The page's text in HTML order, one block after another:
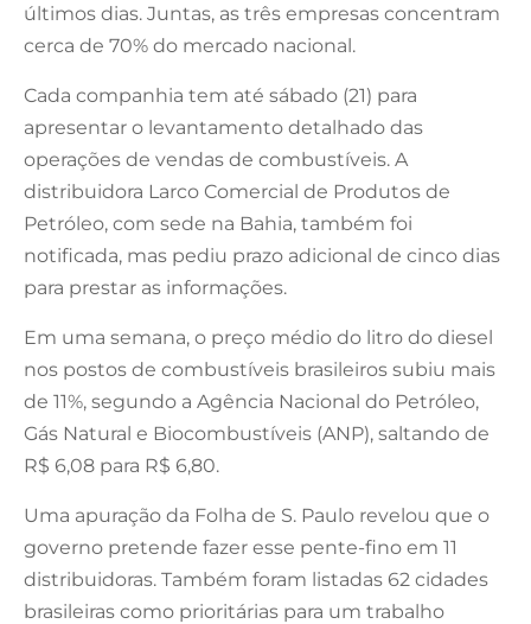
últimos dias. Juntas, as três empresas concentram
cerca de 70% do mercado nacional.
Cada companhia tem até sábado (21) para
apresentar o levantamento detalhado das
operações de vendas de combustíveis. A
distribuidora Larco Comercial de Produtos de
Petróleo, com sede na Bahia, também foi
notificada, mas pediu prazo adicional de cinco dias
para prestar as informações.
Em uma semana, o preço médio do litro do diesel
nos postos de combustíveis brasileiros subiu mais
de 11%, segundo a Agência Nacional do Petróleo,
Gás Natural e Biocombustíveis (ANP), saltando de
R$ 6,08 para R$ 6,80.
Uma apuração da Folha de S. Paulo revelou que o
governo pretende fazer esse pente-fino em 11
distribuidoras. Também foram listadas 62 cidades
brasileiras como prioritárias para um trabalho